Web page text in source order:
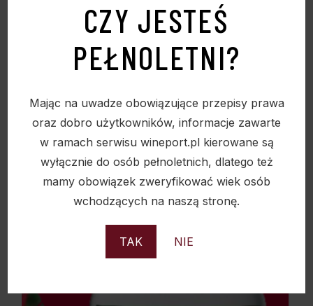
CZY JESTEŚ
PEŁNOLETNI?
Mając na uwadze obowiązujące przepisy prawa
oraz dobro użytkowników, informacje zawarte
w ramach serwisu wineport.pl kierowane są
wyłącznie do osób pełnoletnich, dlatego też
mamy obowiązek zweryfikować wiek osób
wchodzących na naszą stronę.
TAK NIE
WILD TIGER SPICED RUM 38% 0,7L
Sold